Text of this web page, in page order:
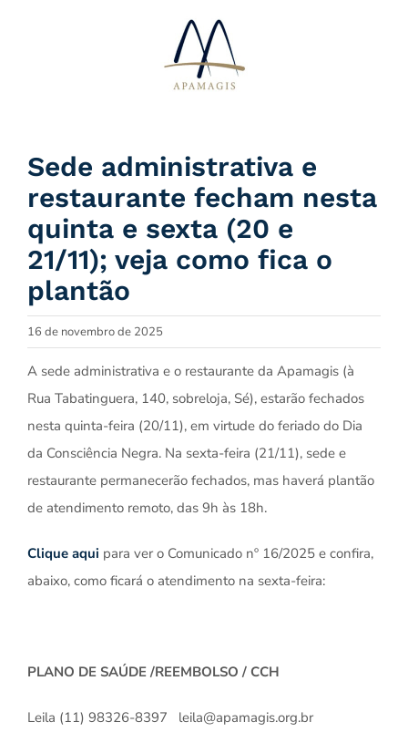
Sede administrativa e
restaurante fecham nesta
quinta e sexta (20 e
21/11); veja como fica o
plantão
16 de novembro de 2025
A sede administrativa e o restaurante da Apamagis (à
Rua Tabatinguera, 140, sobreloja, Sé), estarão fechados
nesta quinta-feira (20/11), em virtude do feriado do Dia
da Consciência Negra. Na sexta-feira (21/11), sede e
restaurante permanecerão fechados, mas haverá plantão
de atendimento remoto, das 9h às 18h.
Clique aqui para ver o Comunicado nº 16/2025 e confira,
abaixo, como ficará o atendimento na sexta-feira:
PLANO DE SAÚDE /REEMBOLSO / CCH
Leila (11) 98326-8397 leila@apamagis.org.br